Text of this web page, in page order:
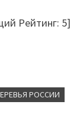
Рейтинг: 5]
РОССИИ